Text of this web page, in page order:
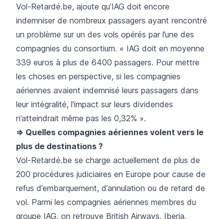
Vol-Retardé.be, ajoute qu’IAG doit encore
indemniser de nombreux passagers ayant rencontré
un problème sur un des vols opérés par l’une des
compagnies du consortium. « IAG doit en moyenne
339 euros à plus de 6400 passagers. Pour mettre
les choses en perspective, si les compagnies
aériennes avaient indemnisé leurs passagers dans
leur intégralité, l'impact sur leurs dividendes
n’atteindrait même pas les 0,32% ».
=> Quelles compagnies aériennes volent vers le
plus de destinations ?
Vol-Retardé.be se charge actuellement de plus de
200 procédures judiciaires en Europe pour cause de
refus d’embarquement, d’annulation ou de retard de
vol. Parmi les compagnies aériennes membres du
groupe IAG, on retrouve British Airways, Iberia,